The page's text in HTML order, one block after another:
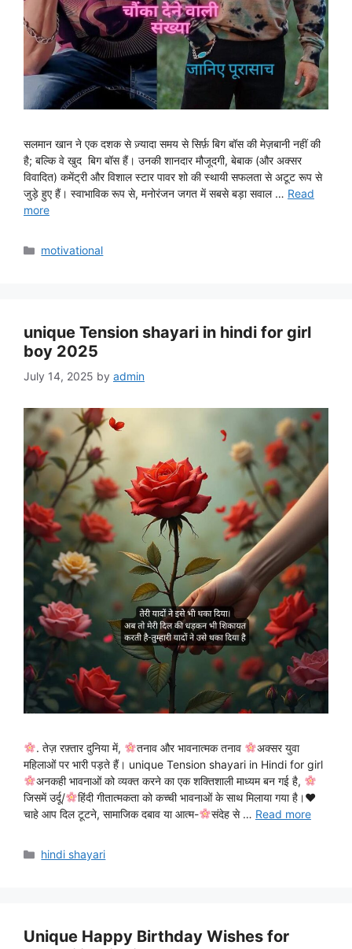
सलमान खान ने एक दशक से ज़्यादा समय से सिर्फ़ बिग बॉस की मेज़बानी नहीं की
है; बल्कि वे खुद बिग बॉस हैं। उनकी शानदार मौजूदगी, बेबाक (और अक्सर
विवादित) कमेंट्री और विशाल स्टार पावर शो की स्थायी सफलता से अटूट रूप से
जुड़े हुए हैं। स्वाभाविक रूप से, मनोरंजन जगत में सबसे बड़ा सवाल … Read
more
Categories
motivational
unique Tension shayari in hindi for girl
boy 2025
July 14, 2025 by admin
. तेज़ रफ़्तार दुनिया में, तनाव और भावनात्मक तनाव
अक्सर युवा
महिलाओं पर भारी पड़ते हैं। unique Tension shayari in Hindi for girl
अनकही भावनाओं को व्यक्त करने का एक शक्तिशाली माध्यम बन गई है,
जिसमें उर्दू/
हिंदी गीतात्मकता को कच्ची भावनाओं के साथ मिलाया गया है।♥️
चाहे आप दिल टूटने, सामाजिक दबाव या आत्म-
संदेह से … Read more
Categories
hindi shayari
Unique Happy Birthday Wishes for